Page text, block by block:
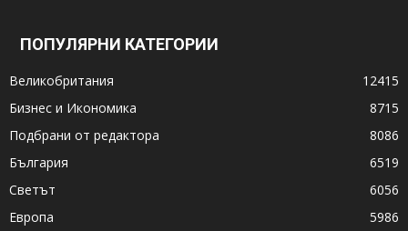
ПОПУЛЯРНИ КАТЕГОРИИ
Великобритания
12415
Бизнес и Икономика
8715
Подбрани от редактора
8086
България
6519
Светът
6056
Европа
5986